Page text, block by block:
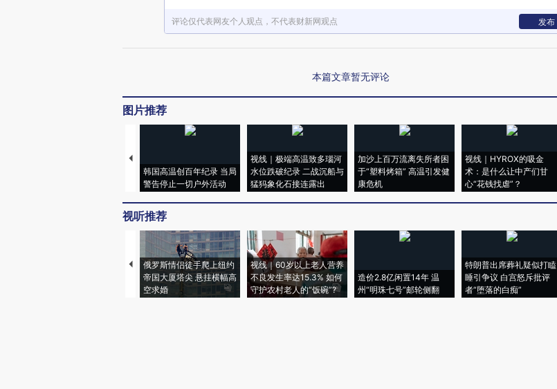
评论仅代表网友个人观点，不代表财新网观点 发布
本篇文章暂无评论
图片推荐
韩国高温创百年纪录 当局
警告停止一切户外活动
视线｜极端高温致多瑙河
水位跌破纪录 二战沉船与
猛犸象化石接连露出
加沙上百万流离失所者困
于“塑料烤箱” 高温引发健
康危机
视线｜HYROX的吸金
术：是什么让中产们甘
心“花钱找虐”？
视听推荐
俄罗斯情侣徒手爬上纽约
帝国大厦塔尖 悬挂横幅高
空求婚
视线｜60岁以上老人营养
不良发生率达15.3% 如何
守护农村老人的“饭碗”?
造价2.8亿闲置14年 温
州“明珠七号”邮轮侧翻
特朗普出席葬礼疑似打瞌
睡引争议 白宫怒斥批评
者“堕落的白痴”